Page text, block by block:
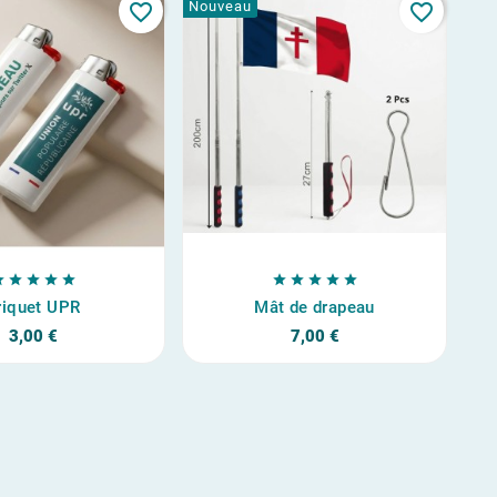
   
UPR
3,00 €
favorite_border Nouveau
    
Mât de drapeau
7,00 €
favorite_border